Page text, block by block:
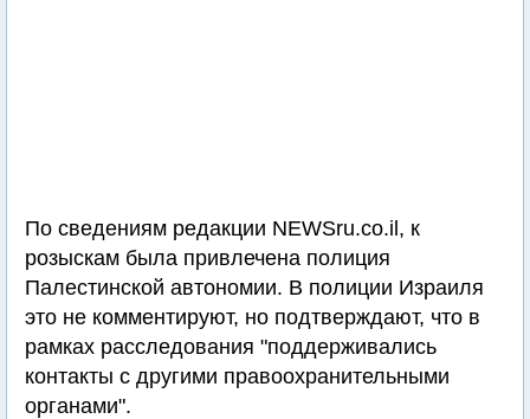
По сведениям редакции NEWSru.co.il, к
розыскам была привлечена полиция
Палестинской автономии. В полиции Израиля
это не комментируют, но подтверждают, что в
рамках расследования "поддерживались
контакты с другими правоохранительными
органами".